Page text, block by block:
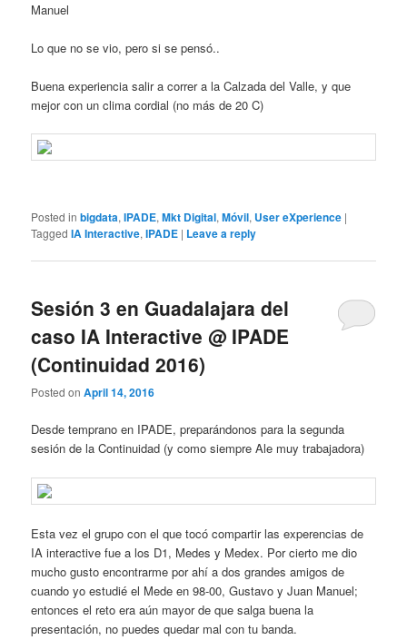
Manuel
Lo que no se vio, pero si se pensó..
Buena experiencia salir a correr a la Calzada del Valle, y que
mejor con un clima cordial (no más de 20 C)
Posted in bigdata,IPADE,Mkt Digital,Móvil, User eXperience |
Tagged IA Interactive,IPADE | Leave a reply
Sesión 3 en Guadalajara del
caso IA Interactive @ IPADE
(Continuidad 2016)
Posted onApril 14, 2016
Desde temprano en IPADE, preparándonos para la segunda
sesión de la Continuidad (y como siempre Ale muy trabajadora)
Esta vez el grupo con el que tocó compartir las experencias de
IA interactive fue a los D1, Medes y Medex. Por cierto me dio
mucho gusto encontrarme por ahí a dos grandes amigos de
cuando yo estudié el Mede en 98-00, Gustavo y Juan Manuel;
entonces el reto era aún mayor de que salga buena la
presentación, no puedes quedar mal con tu banda.